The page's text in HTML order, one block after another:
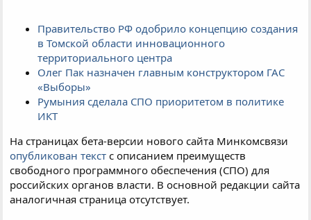
Правительство РФ одобрило концепцию создания
в Томской области инновационного
территориального центра
Олег Пак назначен главным конструктором ГАС
«Выборы»
Румыния сделала СПО приоритетом в политике
ИКТ
На страницах бета-версии нового сайта Минкомсвязи
опубликован текст с описанием преимуществ
свободного программного обеспечения (СПО) для
российских органов власти. В основной редакции сайта
аналогичная страница отсутствует.